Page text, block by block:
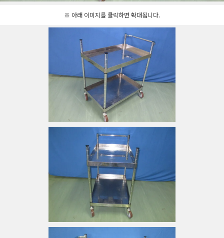
※ 아래 이미지를 클릭하면 확대됩니다.